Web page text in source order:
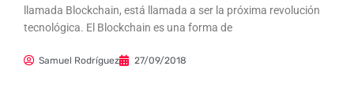
llamada Blockchain, está llamada a ser la próxima revolución
tecnológica. El Blockchain es una forma de
Samuel Rodríguez 27/09/2018